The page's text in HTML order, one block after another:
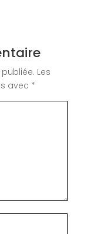
Les
avec *